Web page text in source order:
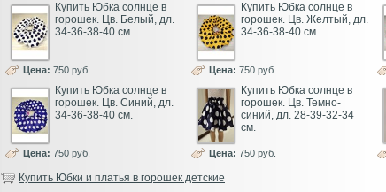
Купить Юбка солнце в
горошек. Цв. Белый, дл.
34-36-38-40 см.
Цена: 750 руб.
Купить Юбка солнце в
горошек. Цв. Желтый, дл.
34-36-38-40 см.
Цена: 750 руб.
Купить Юбка солнце в
горошек. Цв. Синий, дл.
34-36-38-40 см.
Цена: 750 руб.
Купить Юбка солнце в
горошек. Цв. Темно-
синий, дл. 28-39-32-34
см.
Цена: 750 руб.
Купить Юбки и платья в горошек детские